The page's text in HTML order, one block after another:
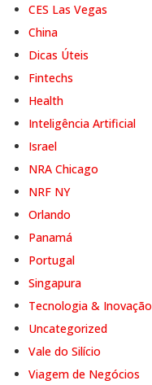
CES Las Vegas
China
Dicas Úteis
Fintechs
Health
Inteligência Artificial
Israel
NRA Chicago
NRF NY
Orlando
Panamá
Portugal
Singapura
Tecnologia & Inovação
Uncategorized
Vale do Silício
Viagem de Negócios